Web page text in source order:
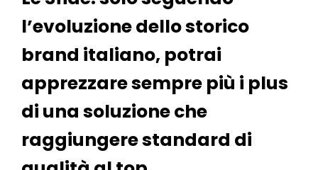
l’evoluzione dello storico
brand italiano, potrai
apprezzare sempre più i plus
di una soluzione che
raggiungere standard di